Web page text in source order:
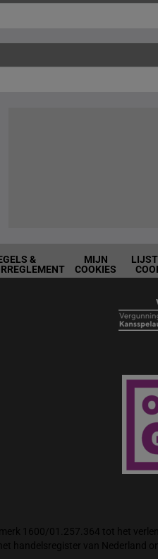
&
MIJN
COOKIES
1600/01.257.364 tot het
handelsregister van Nederland